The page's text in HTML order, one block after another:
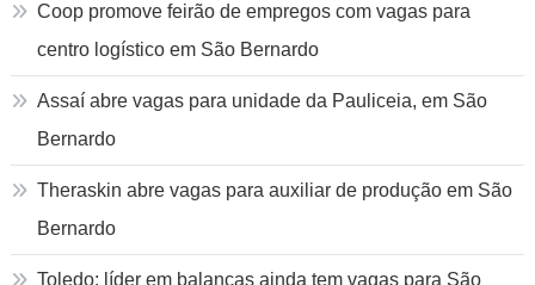
Coop promove feirão de empregos com vagas para
centro logístico em São Bernardo
Assaí abre vagas para unidade da Pauliceia, em São
Bernardo
Theraskin abre vagas para auxiliar de produção em São
Bernardo
Toledo: líder em balanças ainda tem vagas para São